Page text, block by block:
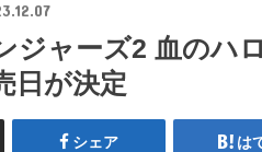
ジャーズ2 血のハ
日が決定
シェア は